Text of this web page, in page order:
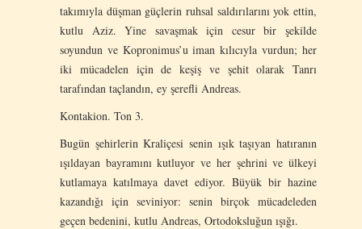
takımıyla düşman güçlerin ruhsal saldırılarını yok ettin,
kutlu Aziz. Yine savaşmak için cesur bir şekilde
soyundun ve Kopronimus’u iman kılıcıyla vurdun; her
iki mücadelen için de keşiş ve şehit olarak Tanrı
tarafından taçlandın, ey şerefli Andreas.
Kontakion. Ton 3.
Bugün şehirlerin Kraliçesi senin ışık taşıyan hatıranın
ışıldayan bayramını kutluyor ve her şehrini ve ülkeyi
kutlamaya katılmaya davet ediyor. Büyük bir hazine
kazandığı için seviniyor: senin birçok mücadeleden
geçen bedenini, kutlu Andreas, Ortodoksluğun ışığı.